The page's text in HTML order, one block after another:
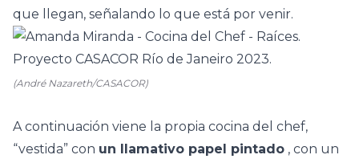
que llegan, señalando lo que está por venir.
(André Nazareth/CASACOR)
A continuación viene la propia cocina del chef,
“vestida” con un llamativo papel pintado , con un